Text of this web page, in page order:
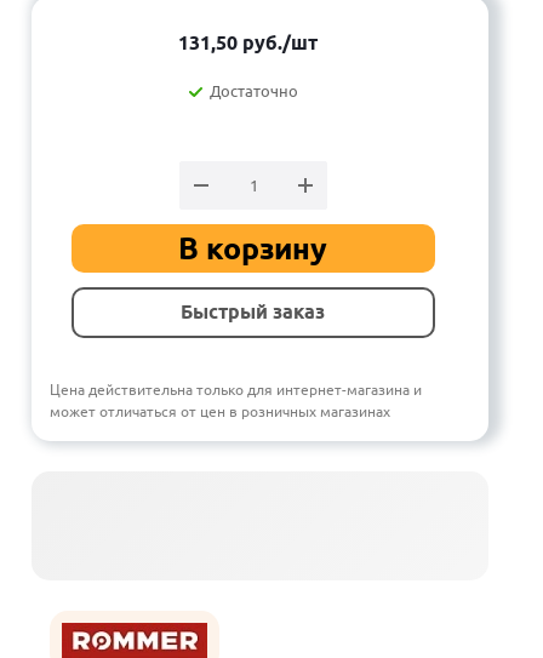
131,50 руб./шт
Достаточно
В корзину
Быстрый заказ
Цена действительна только для интернет-магазина и
может отличаться от цен в розничных магазинах